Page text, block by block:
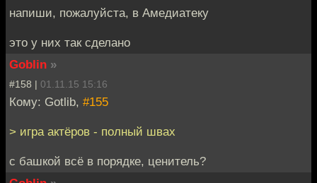
напиши, пожалуйста, в Амедиатеку
это у них так сделано
Goblin »
#158 | 01.11.15 15:16
Кому: Gotlib, #155
> игра актёров - полный швах
с башкой всё в порядке, ценитель?